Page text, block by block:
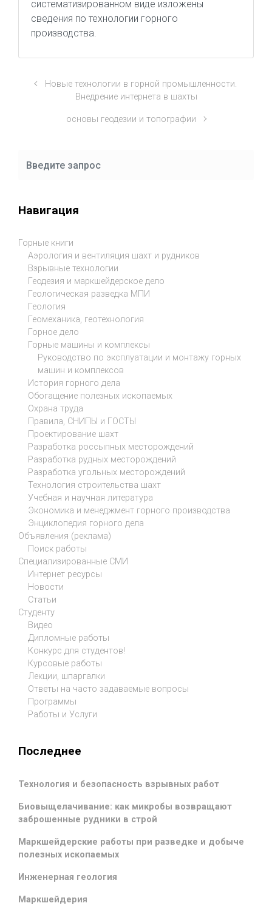
систематизированном виде изложены
сведения по технологии горного
производства.
Новые технологии в горной промышленности.
Внедрение интернета в шахты
основы геодезии и топографии
Навигация
Горные книги
Аэрология и вентиляция шахт и рудников
Взрывные технологии
Геодезия и маркшейдерское дело
Геологическая разведка МПИ
Геология
Геомеханика, геотехнология
Горное дело
Горные машины и комплексы
Руководство по эксплуатации и монтажу горных
машин и комплексов
История горного дела
Обогащение полезных ископаемых
Охрана труда
Правила, СНИПЫ и ГОСТЫ
Проектирование шахт
Разработка россыпных месторождений
Разработка рудных месторождений
Разработка угольных месторождений
Технология строительства шахт
Учебная и научная литература
Экономика и менеджмент горного производства
Энциклопедия горного дела
Объявления (реклама)
Поиск работы
Специализированные СМИ
Интернет ресурсы
Новости
Статьи
Студенту
Видео
Дипломные работы
Конкурс для студентов!
Курсовые работы
Лекции, шпаргалки
Ответы на часто задаваемые вопросы
Программы
Работы и Услуги
Последнее
Технология и безопасность взрывных работ
Биовыщелачивание: как микробы возвращают
заброшенные рудники в строй
Маркшейдерские работы при разведке и добыче
полезных ископаемых
Инженерная геология
Маркшейдерия